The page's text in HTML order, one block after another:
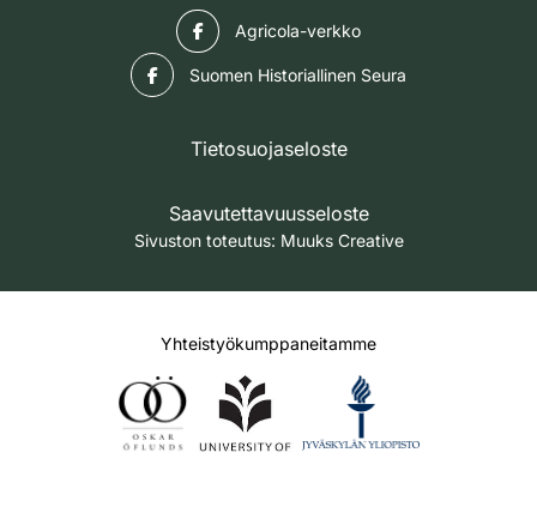
Agricola-verkko
Suomen Historiallinen Seura
Tietosuojaseloste
Saavutettavuusseloste
Sivuston toteutus: Muuks Creative
Yhteistyökumppaneitamme